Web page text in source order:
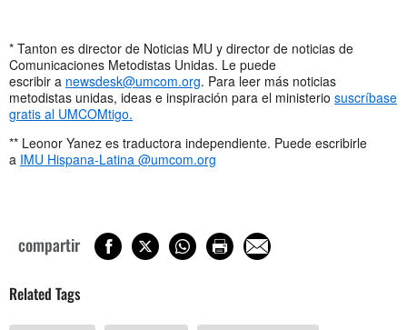
* Tanton es director de Noticias MU y director de noticias de
Comunicaciones Metodistas Unidas. Le puede
escribir a newsdesk@umcom.org. Para leer más noticias
metodistas unidas, ideas e inspiración para el ministerio suscríbase
gratis al UMCOMtigo.
** Leonor Yanez es traductora independiente. Puede escribirle
a IMU Hispana-Latina @umcom.org
compartir
Related Tags